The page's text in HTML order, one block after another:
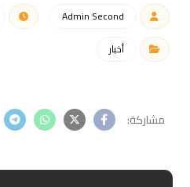
Admin Second
أخبار